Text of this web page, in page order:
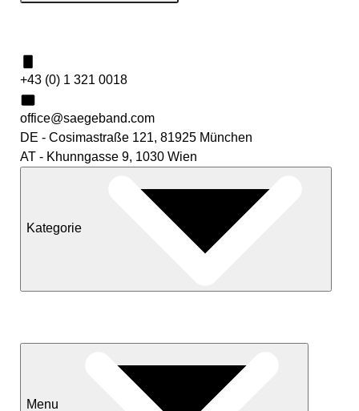
+43 (0) 1 321 0018
office@saegeband.com
DE - Cosimastraße 121, 81925 München
AT - Khunngasse 9, 1030 Wien
Kategorie
Menu